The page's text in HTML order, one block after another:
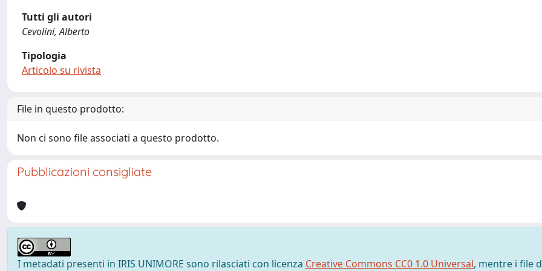
Tutti gli autori
Cevolini, Alberto
Tipologia
Articolo su rivista
File in questo prodotto:
Non ci sono file associati a questo prodotto.
Pubblicazioni consigliate
I metadati presenti in IRIS UNIMORE sono rilasciati con licenza Creative Commons CC0 1.0 Universal, mentre i file